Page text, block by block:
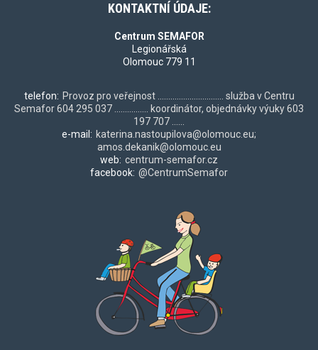
KONTAKTNÍ ÚDAJE:
Centrum SEMAFOR
Legionářská
Olomouc 779 11
telefon: Provoz pro veřejnost ............................... služba v Centru
Semafor 604 295 037 ................ koordinátor, objednávky výuky 603
197 707 ......
e-mail: katerina.nastoupilova@olomouc.eu;
amos.dekanik@olomouc.eu
web: centrum-semafor.cz
facebook: @CentrumSemafor